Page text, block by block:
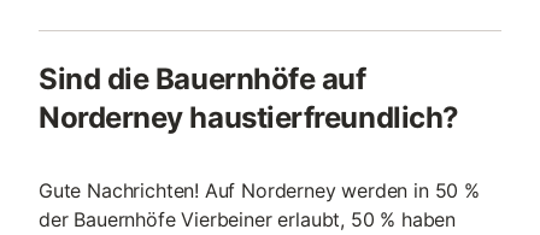
Sind die Bauernhöfe auf
Norderney haustierfreundlich?
Gute Nachrichten! Auf Norderney werden in 50 %
der Bauernhöfe Vierbeiner erlaubt, 50 % haben